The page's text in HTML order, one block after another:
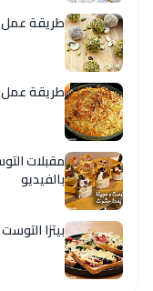
طريقة عمل
طريقة عمل
مقبلات
بالفيديو
بيتزا